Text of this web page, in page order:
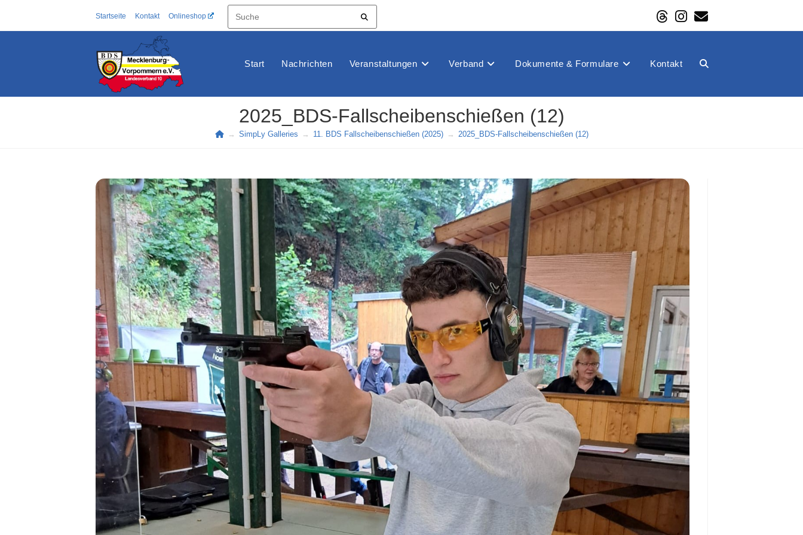
Startseite Kontakt Onlineshop
Start Nachrichten Veranstaltungen Verband Dokumente & Formulare Kontakt Website-
2025_BDS-Fallscheibenschießen (12)
→ SimpLy Galleries → 11. BDS Fallscheibenschießen (2025) → 2025_BDS-Fallscheibenschießen (12)